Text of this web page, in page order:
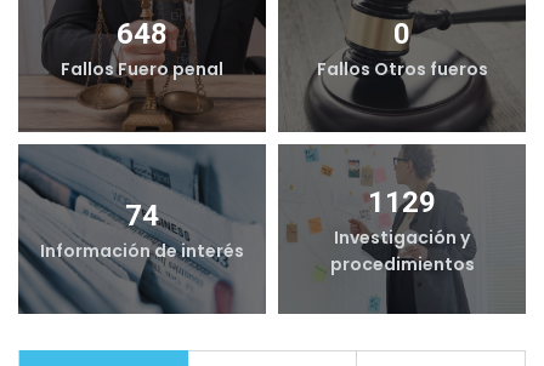
648
Fallos Fuero penal
0
Fallos Otros fueros
74
Información de interés
1129
Investigación y
procedimientos